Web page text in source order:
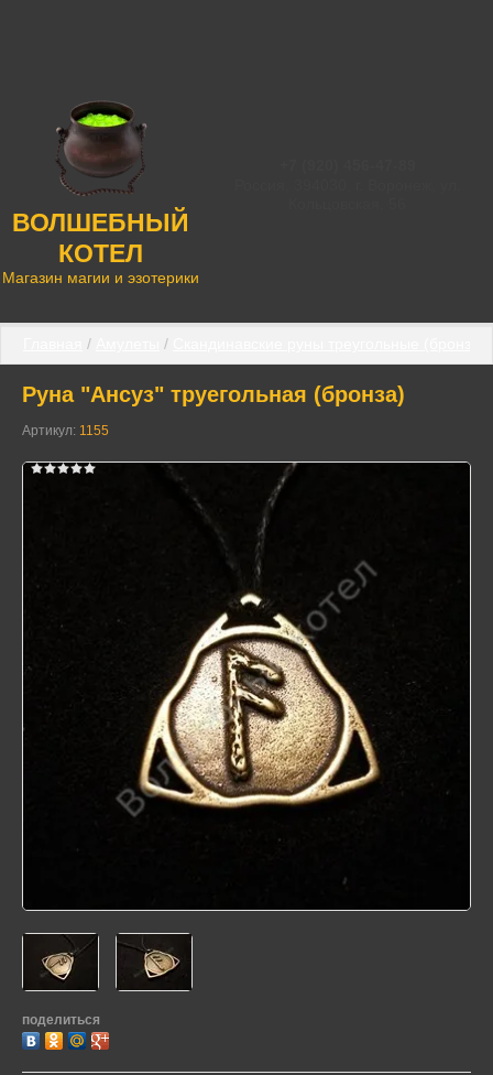
ВОЛШЕБНЫЙ
КОТЕЛ
Магазин магии и эзотерики
/ /
Руна "Ансуз" труегольная (бронза)
Артикул: 1155
поделиться